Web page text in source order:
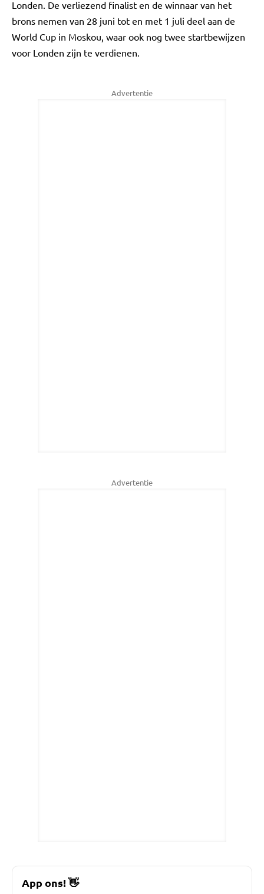
Londen. De verliezend finalist en de winnaar van het
brons nemen van 28 juni tot en met 1 juli deel aan de
World Cup in Moskou, waar ook nog twee startbewijzen
voor Londen zijn te verdienen.
Advertentie
Advertentie
App ons!👋